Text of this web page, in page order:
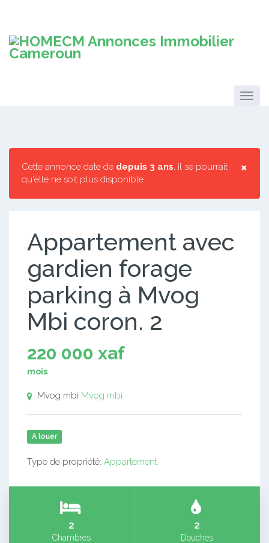
×
Cette annonce date de depuis 3 ans, il se pourrait
qu'elle ne soit plus disponible.
Appartement avec
gardien forage
parking à Mvog
Mbi coron. 2
220 000 xaf
mois
Mvog mbi Mvog mbi
A louer
Type de propriété: Appartement
2
Chambres
2
Douches